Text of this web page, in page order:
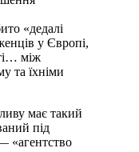
«дедалі
у Європі,
між
та їхніми
має такий
під
«агентство